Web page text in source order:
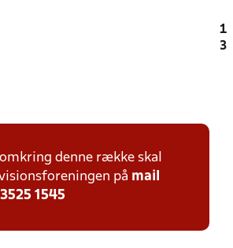
1
3
denne række skal
på mail
3525 1545